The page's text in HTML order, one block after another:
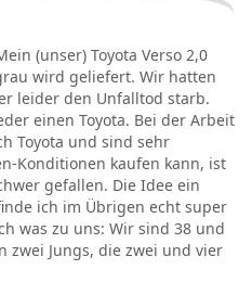
(unser) Toyota Verso 2,0
wird geliefert. Wir hatten
leider den Unfalltod starb.
einen Toyota. Bei der Arbeit
Toyota und sind sehr
Konditionen kaufen kann, ist
gefallen. Die Idee ein
ich im Übrigen echt super
was zu uns: Wir sind 38 und
zwei Jungs, die zwei und vier